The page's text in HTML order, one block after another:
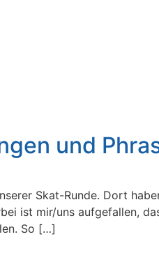
und
Skat-Runde. Dort
ist mir/uns aufgefallen,
So […]